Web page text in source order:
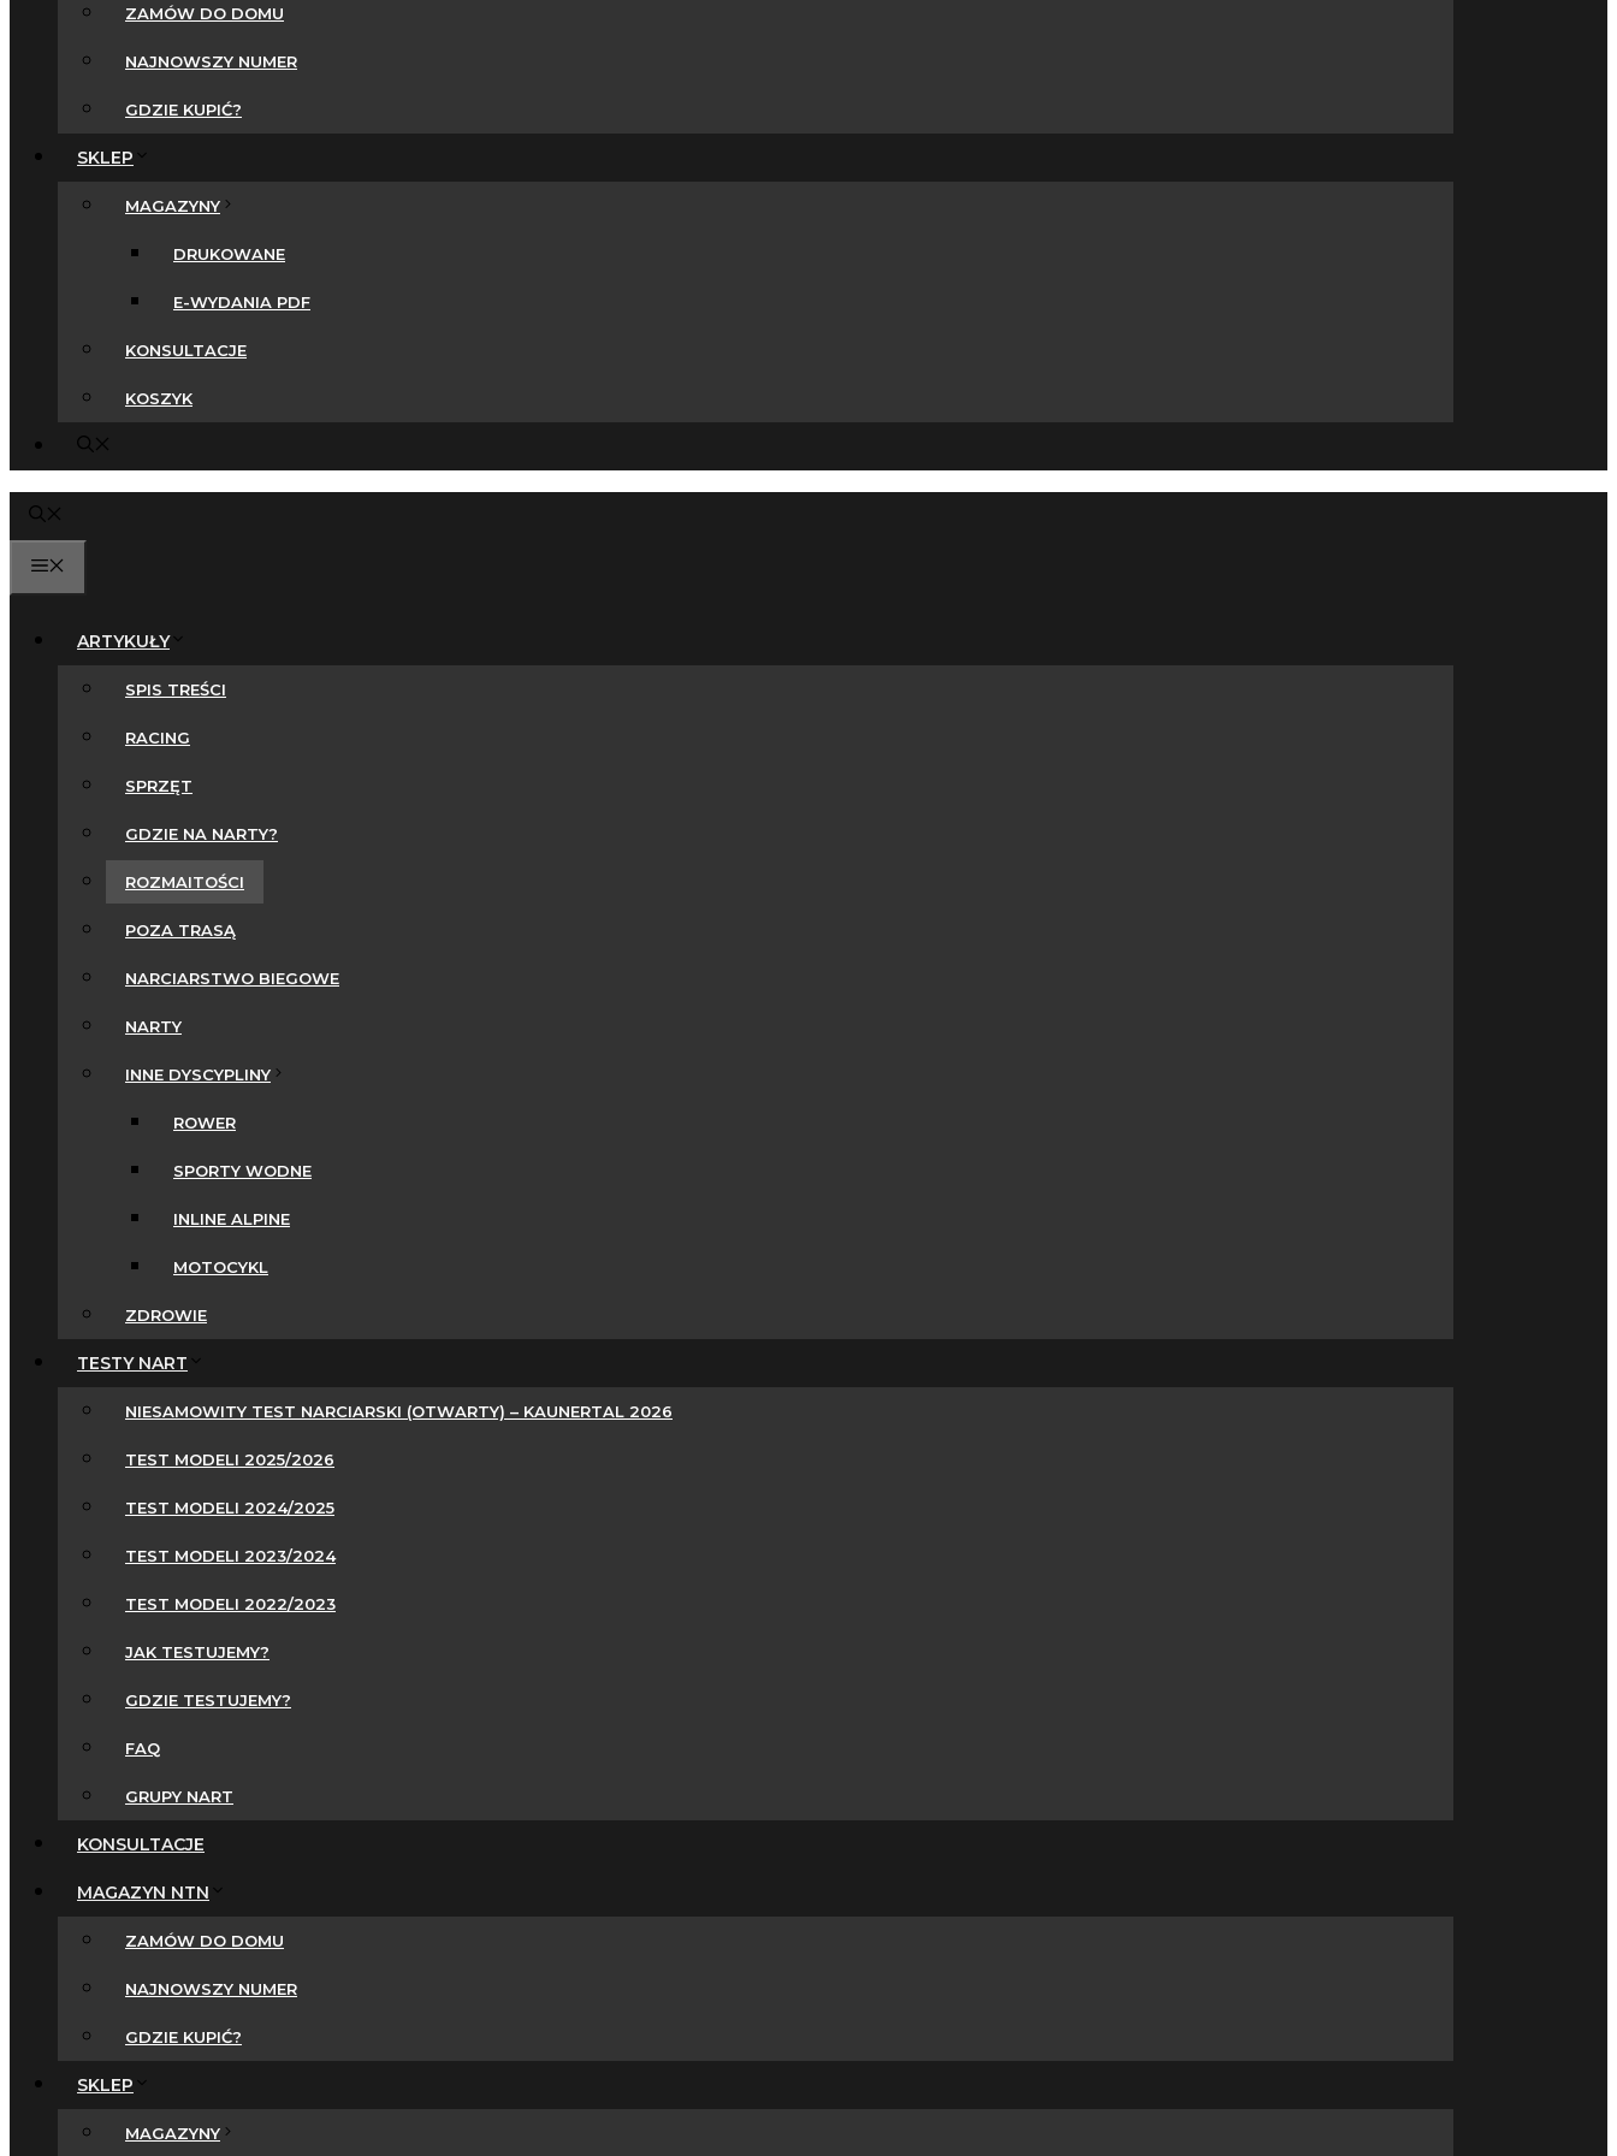
ZAMÓW DO DOMU
NAJNOWSZY NUMER
GDZIE KUPIĆ?
SKLEP
MAGAZYNY
DRUKOWANE
E-WYDANIA PDF
KONSULTACJE
KOSZYK
ARTYKUŁY
SPIS TREŚCI
RACING
SPRZĘT
GDZIE NA NARTY?
ROZMAITOŚCI
POZA TRASĄ
NARCIARSTWO BIEGOWE
NARTY
INNE DYSCYPLINY
ROWER
SPORTY WODNE
INLINE ALPINE
MOTOCYKL
ZDROWIE
TESTY NART
NIESAMOWITY TEST NARCIARSKI (OTWARTY) – KAUNERTAL 2026
TEST MODELI 2025/2026
TEST MODELI 2024/2025
TEST MODELI 2023/2024
TEST MODELI 2022/2023
JAK TESTUJEMY?
GDZIE TESTUJEMY?
FAQ
GRUPY NART
KONSULTACJE
MAGAZYN NTN
ZAMÓW DO DOMU
NAJNOWSZY NUMER
GDZIE KUPIĆ?
SKLEP
MAGAZYNY